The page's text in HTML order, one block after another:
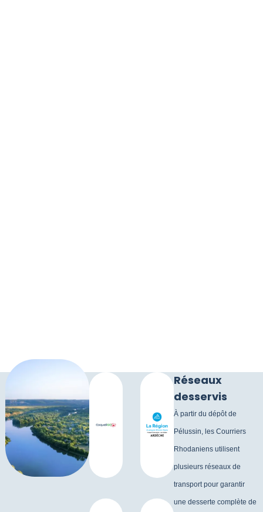
Réseaux
desservis
À partir du dépôt de
Pélussin, les Courriers
Rhodaniens utilisent
plusieurs réseaux de
transport pour garantir
une desserte complète de